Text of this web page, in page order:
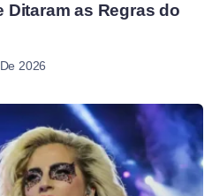
Ditaram as Regras do
2026